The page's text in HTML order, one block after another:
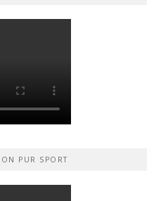
PUR SPORT